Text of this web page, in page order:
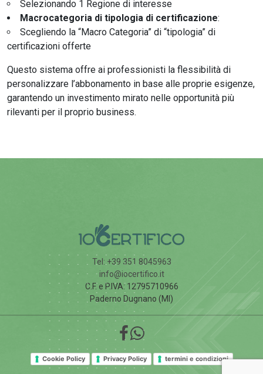
Selezionando 1 Regione di interesse
Macrocategoria di tipologia di certificazione:
Scegliendo la “Macro Categoria” di “tipologia” di
certificazioni offerte
Questo sistema offre ai professionisti la flessibilità di
personalizzare l’abbonamento in base alle proprie esigenze,
garantendo un investimento mirato nelle opportunità più
rilevanti per il proprio business.
Tel: +39 351 8045963
info@iocertifico.it
C.F. e P.IVA: 12795710966
Paderno Dugnano (MI)
Cookie Policy Privacy Policy termini e condizioni